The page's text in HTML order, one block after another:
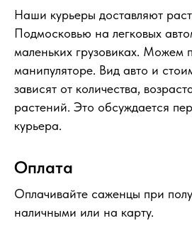
Наши курьеры доставляют
Подмосковью на легковых
маленьких грузовиках. Можем
манипуляторе. Вид авто и
зависят от количества,
растений. Это обсуждается
курьера.
Оплата
Оплачивайте саженцы при
наличными или на карту.